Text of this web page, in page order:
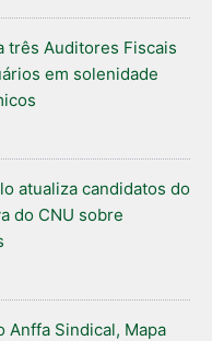
três Auditores Fiscais
em solenidade
atualiza candidatos do
do CNU sobre
Anffa Sindical, Mapa